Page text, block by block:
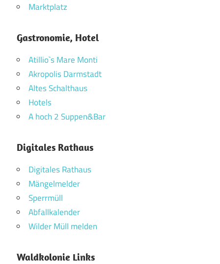
Marktplatz
Gastronomie, Hotel
Atillio`s Mare Monti
Akropolis Darmstadt
Altes Schalthaus
Hotels
A hoch 2 Suppen&Bar
Digitales Rathaus
Digitales Rathaus
Mängelmelder
Sperrmüll
Abfallkalender
Wilder Müll melden
Waldkolonie Links